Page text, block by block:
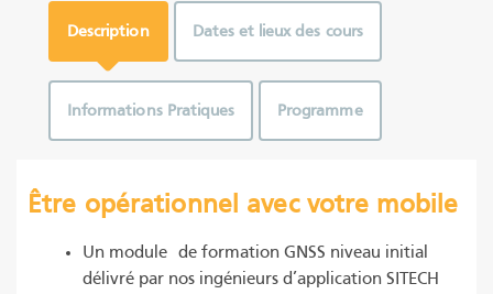
Description Dates et lieux des cours
Informations Pratiques Programme
Être opérationnel avec votre mobile
Un module de formation GNSS niveau initial
délivré par nos ingénieurs d’application SITECH